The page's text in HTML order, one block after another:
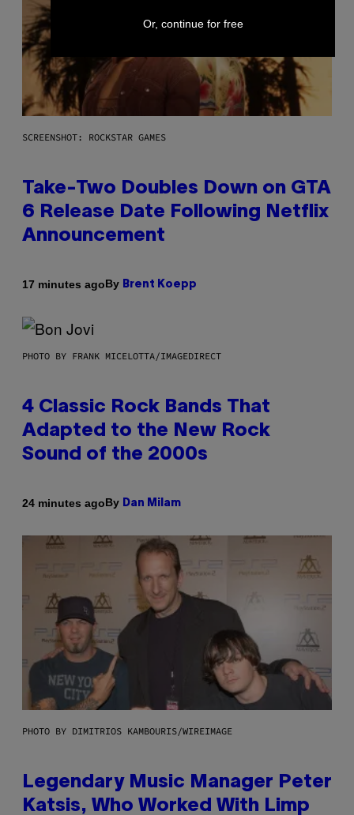
SCREENSHOT: ROCKSTAR GAMES
Take-Two Doubles Down on GTA
6 Release Date Following Netflix
Announcement
17 minutes agoBy Brent Koepp
PHOTO BY FRANK MICELOTTA/IMAGEDIRECT
4 Classic Rock Bands That
Adapted to the New Rock
Sound of the 2000s
24 minutes agoBy Dan Milam
PHOTO BY DIMITRIOS KAMBOURIS/WIREIMAGE
Legendary Music Manager Peter
Katsis, Who Worked With Limp
Or, continue for free